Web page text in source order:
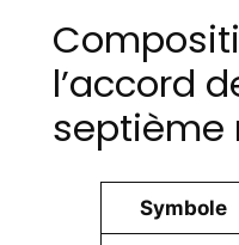
l’accord
septième
Symbole